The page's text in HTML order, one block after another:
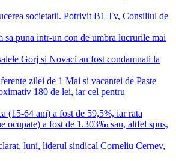
societatii. Potrivit B1 Tv, Consiliul de
sa puna intr-un con de umbra lucrurile mai
Gorj si Novaci au fost condamnati la
zilei de 1 Mai si vacantei de Paste
180 de lei, iar cel pentru
(15-64 ani) a fost de 59,5%, iar rata
ocupate) a fost de 1.303‰ sau, altfel spus,
luni, liderul sindical Corneliu Cernev,